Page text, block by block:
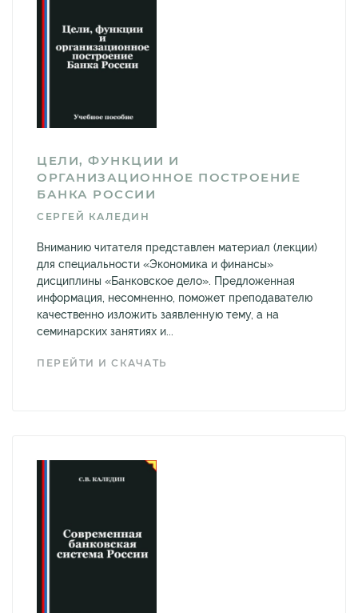
ЦЕЛИ, ФУНКЦИИ И
ОРГАНИЗАЦИОННОЕ ПОСТРОЕНИЕ
БАНКА РОССИИ
СЕРГЕЙ КАЛЕДИН
Вниманию читателя представлен материал (лекции)
для специальности «Экономика и финансы»
дисциплины «Банковское дело». Предложенная
информация, несомненно, поможет преподавателю
качественно изложить заявленную тему, а на
семинарских занятиях и...
ПЕРЕЙТИ И СКАЧАТЬ